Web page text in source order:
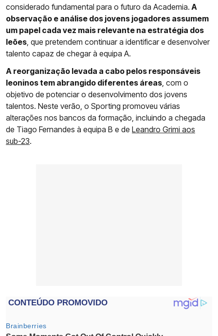
considerado fundamental para o futuro da Academia. A
observação e análise dos jovens jogadores assumem
um papel cada vez mais relevante na estratégia dos
leões , que pretendem continuar a identificar e desenvolver
talento capaz de chegar à equipa A.
A reorganização levada a cabo pelos responsáveis
leoninos tem abrangido diferentes áreas , com o
objetivo de potenciar o desenvolvimento dos jovens
talentos. Neste verão, o Sporting promoveu várias
alterações nos bancos da formação, incluindo a chegada
de Tiago Fernandes à equipa B e de Leandro Grimi aos
sub-23.